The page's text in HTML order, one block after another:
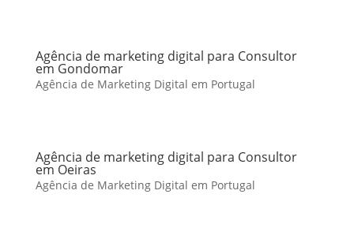
Agência de marketing digital para Consultor
em Gondomar
Agência de Marketing Digital em Portugal
Agência de marketing digital para Consultor
em Oeiras
Agência de Marketing Digital em Portugal